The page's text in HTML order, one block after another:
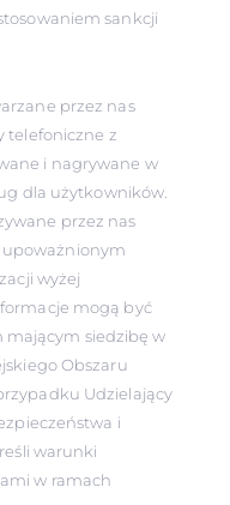
sankcji
przez nas
telefoniczne z
i nagrywane w
dla użytkowników.
przez nas
wyżej
mogą być
siedzibę w
Obszaru
Udzielający
i
warunki
w ramach